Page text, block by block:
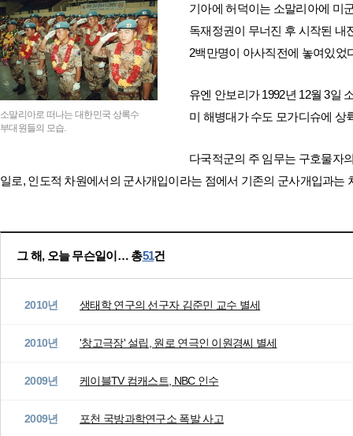
소말리아로 떠나는 대한민국 상록수
부대원들의 모습.
기아에 허덕이는 소말리아에 미
독재정권이 무너진 후 시작된 내
2백만명이 아사직전에 놓여있었
유엔 안보리가 1992년 12월 3일
미 해병대가 수도 모가디슈에 상
다국적군의 주 임무는 구호물자
일로, 인도적 차원에서의 군사개입이라는 점에서 기존의 군사개입과는
그 해, 오늘 무슨일이… 총51건
2010년 생태학 연구의 선구자 김준민 교수 별세
2010년 '창고극장' 설립, 원로 연극인 이원경씨 별세
2009년 케이블TV 컴캐스트, NBC 인수
2009년 포천 국방과학연구소 폭발 사고